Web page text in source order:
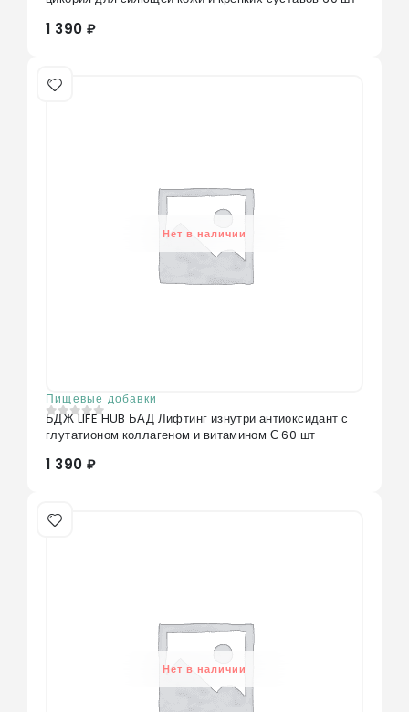
1 390 ₽
Нет в наличии
Пищевые добавки
0из 5
БДЖ LIFE HUB БАД Лифтинг изнутри антиоксидант с
глутатионом коллагеном и витамином С 60 шт
1 390 ₽
Нет в наличии